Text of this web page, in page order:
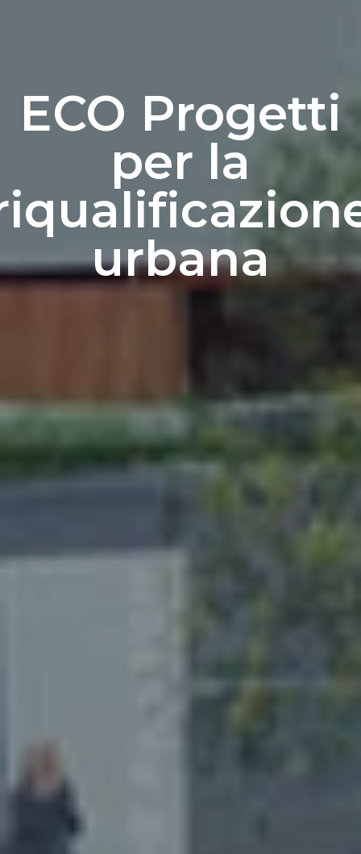
ECO Progetti
per la
urbana